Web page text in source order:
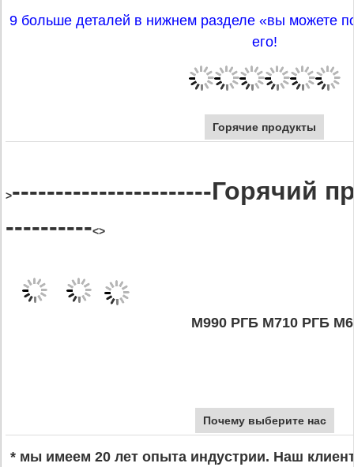
9 больше деталей в нижнем разделе «вы можете
его!
Горячие продукты
>-----------------------Горячий
----------<>
М990 РГБ М710 РГБ
Почему выберите нас
* мы имеем 20 лет опыта индустрии. Наш